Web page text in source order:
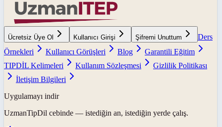
Ücretsiz Üye Ol Kullanıcı Girişi Şifremi Unuttum
Ders
Örnekleri
Kullanıcı Görüşleri Blog
Garantili Eğitim
TIPDİL Kelimeleri
Kullanım Sözleşmesi
Gizlilik Politikası
İletişim Bilgileri
Uygulamayı indir
UzmanTipDil cebinde — istediğin an, istediğin yerde çalış.